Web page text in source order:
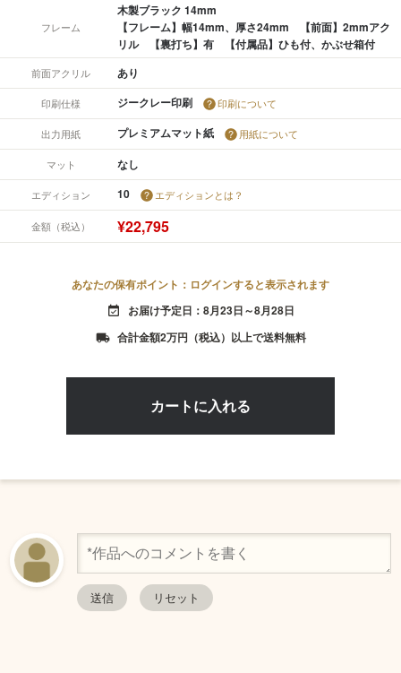
フレーム
木製ブラック 14mm
【フレーム】幅14mm、厚さ24mm 【前面】2mmアク
リル 【裏打ち】有 【付属品】ひも付、かぶせ箱付
前面アクリル あり
印刷仕様 ジークレー印刷 印刷について
出力用紙 プレミアムマット紙 用紙について
マット なし
エディション 10 エディションとは？
金額（税込） ¥22,795
あなたの保有ポイント：ログインすると表示されます
event_available お届け予定日：8月23日～8月28日
local_shipping 合計金額2万円（税込）以上で送料無料